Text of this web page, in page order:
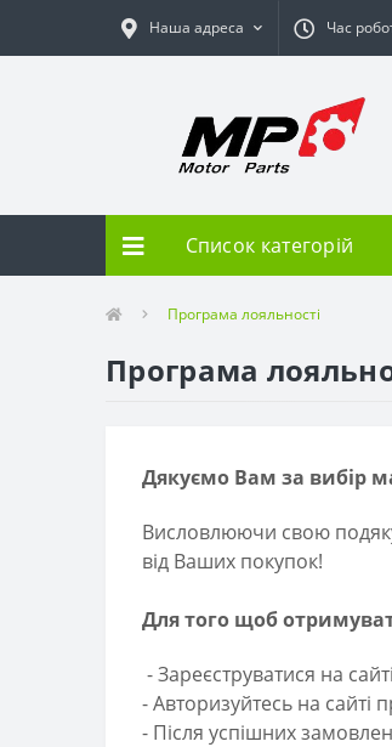
Наша адреса Час
Список категорій
Програма лояльності
Програма
Дякуємо Вам за вибір
Висловлюючи свою
від Ваших покупок!
Для того щоб
- Зареєструватися на
- Авторизуйтесь на
- Після успішних